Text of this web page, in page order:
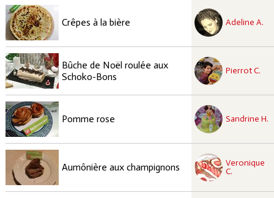
Crêpes à la bière Adeline A.
recette à tester
Bûche de Noël roulée aux
Schoko-Bons
Pierrot C.
recette à tester
Pomme rose Sandrine H.
recette à tester
Aumônière aux champignons
Veronique
C.
recette à tester